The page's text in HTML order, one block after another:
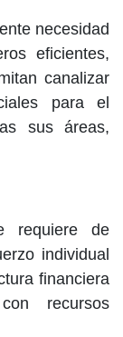
necesidad
eficientes,
canalizar
para el
sus áreas,
requiere de
individual
financiera
recursos